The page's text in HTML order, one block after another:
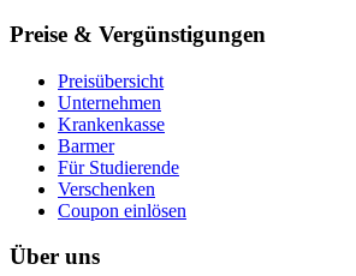
Preise & Vergünstigungen
Preisübersicht
Unternehmen
Krankenkasse
Barmer
Für Studierende
Ver­schen­ken
Coupon einlösen
Über uns